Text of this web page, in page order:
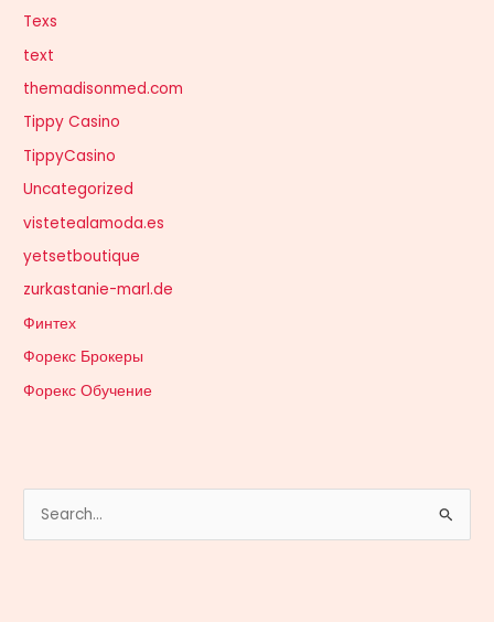
Texs
text
themadisonmed.com
Tippy Casino
TippyCasino
Uncategorized
vistetealamoda.es
yetsetboutique
zurkastanie-marl.de
Финтех
Форекс Брокеры
Форекс Обучение
e